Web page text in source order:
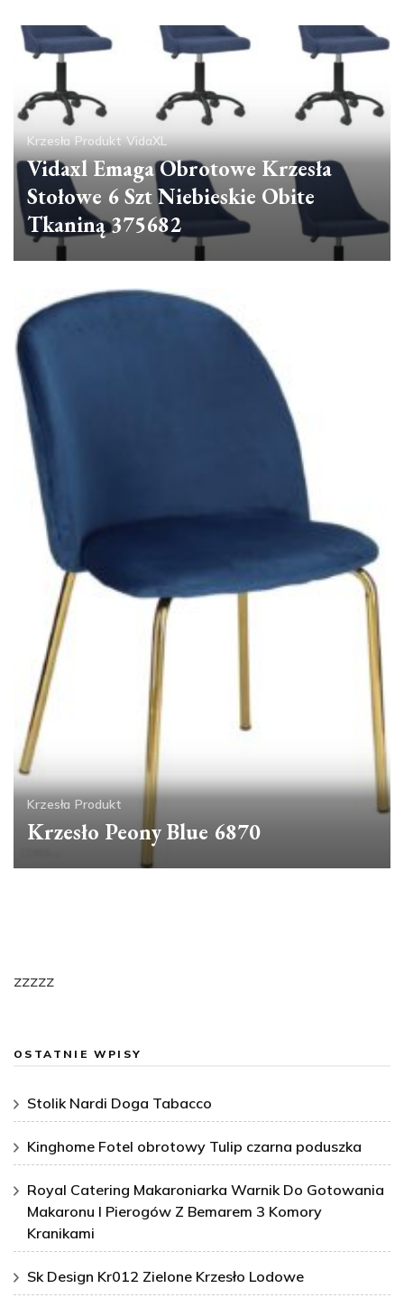
Krzesła Produkt VidaXL
Vidaxl Emaga Obrotowe Krzesła
Stołowe 6 Szt Niebieskie Obite
Tkaniną 375682
Krzesła Produkt
Krzesło Peony Blue 6870
zzzzz
OSTATNIE WPISY
Stolik Nardi Doga Tabacco
Kinghome Fotel obrotowy Tulip czarna poduszka
Royal Catering Makaroniarka Warnik Do Gotowania
Makaronu I Pierogów Z Bemarem 3 Komory
Kranikami
Sk Design Kr012 Zielone Krzesło Lodowe